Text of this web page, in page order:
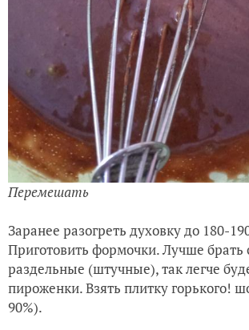
Перемешать
Заранее разогреть духовку до 180-
Приготовить формочки. Лучше брать
раздельные (штучные), так легче
пироженки. Взять плитку горького!
90%).